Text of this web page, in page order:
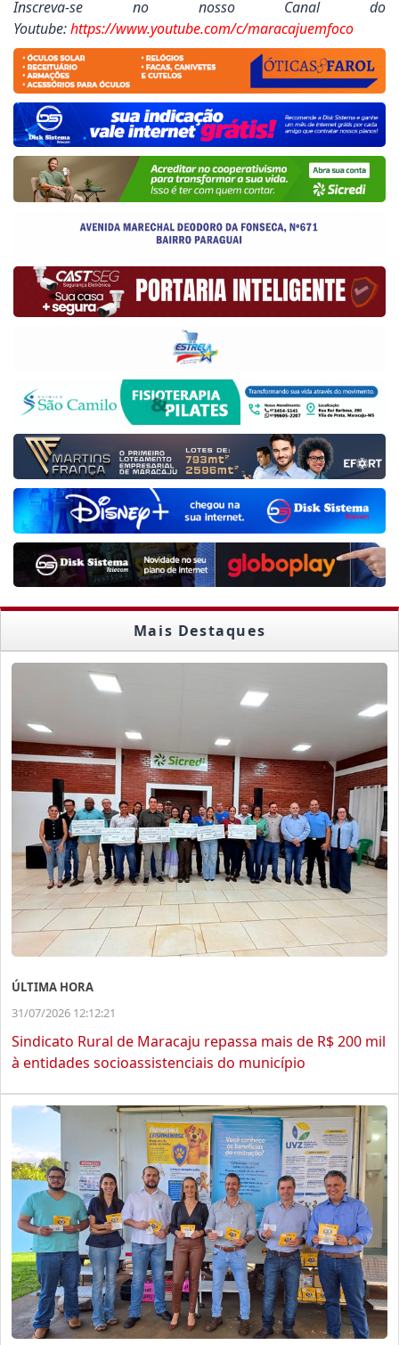
Inscreva-se no nosso Canal do
Youtube:https://www.youtube.com/c/maracajuemfoco
Mais Destaques
ÚLTIMA HORA
31/07/2026 12:12:21
Sindicato Rural de Maracaju repassa mais de R$ 200 mil
à entidades socioassistenciais do município